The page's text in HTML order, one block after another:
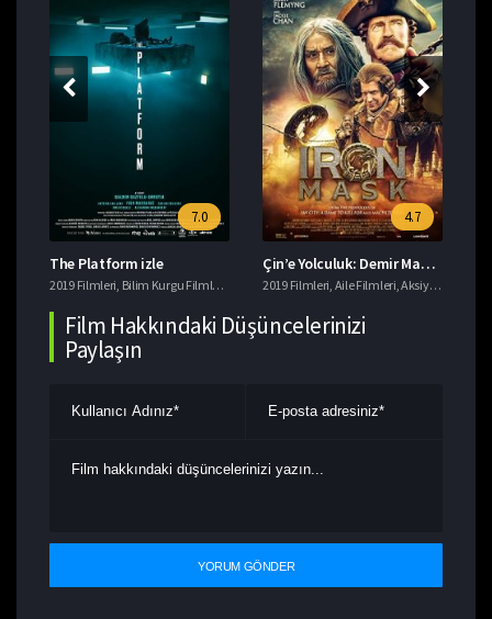
,Macera Filmleri
7.0
The Platform izle
2019 Filmleri Bilim Kurgu Filmleri Gerilim Filmleri,imdb 7+ Filmler ,Korku Filmleri
4.7
Çin’e Yolculuk: Demir Maskenin Gizemi izle
2019 Filmleri Aile Filmleri ,Aksiyon Filmleri
Film Hakkındaki Düşüncelerinizi
Paylaşın